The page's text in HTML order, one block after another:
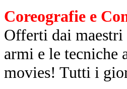
Coreografie e
Offerti dai maestri
armi e le
movies! Tutti i